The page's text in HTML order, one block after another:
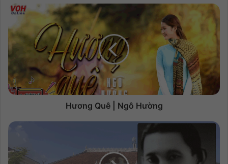
Hương Quê | Ngô Hường